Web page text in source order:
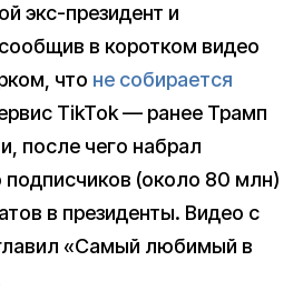
экс-президент и
в коротком видео
что не собирается
TikTok — ранее Трамп
после чего набрал
(около 80 млн)
в президенты. Видео с
«Самый любимый в